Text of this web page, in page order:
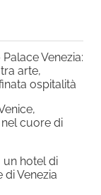
Venezia:
arte,
ospitalità
cuore di
un hotel di
Venezia